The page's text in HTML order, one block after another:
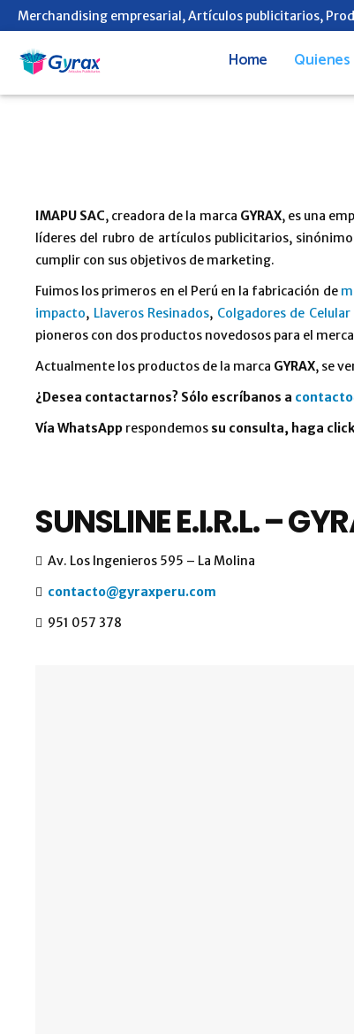
Merchandising empresarial, Artículos publicitarios,
Home Quienes
IMAPU SAC, creadora de la marca GYRAX, es una
líderes del rubro de artículos publicitarios,
cumplir con sus objetivos de marketing.
Fuimos los primeros en el Perú en la fabricación de
impacto, Llaveros Resinados, Colgadores de Celular
pioneros con dos productos novedosos para el
Actualmente los productos de la marca GYRAX, se
¿Desea contactarnos? Sólo escríbanos a
Vía WhatsApp respondemos su consulta, haga click
SUNSLINE E.I.R.L. –
Av. Los Ingenieros 595 – La Molina
contacto@gyraxperu.com
951 057 378